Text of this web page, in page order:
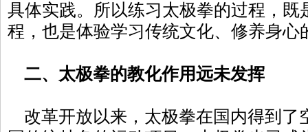
具体实践。所以练习太极拳的过程，既
程，也是体验学习传统文化、修养身心
二、太极拳的教化作用远未发挥
改革开放以来，太极拳在国内得到了